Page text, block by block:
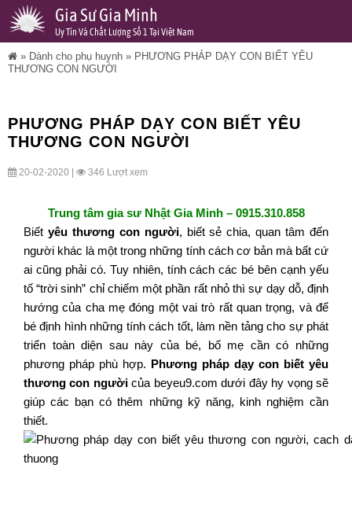
Gia Sư Gia Minh
Uy Tín Và Chất Lượng Số 1 Tại Việt Nam
» Dành cho phụ huynh » PHƯƠNG PHÁP DẠY CON BIẾT YÊU
THƯƠNG CON NGƯỜI
PHƯƠNG PHÁP DẠY CON BIẾT YÊU
THƯƠNG CON NGƯỜI
20-02-2020 | 346 Lượt xem
Trung tâm gia sư Nhật Gia Minh – 0915.310.858
Biết yêu thương con người, biết sẻ chia, quan tâm đến
người khác là một trong những tính cách cơ bản mà bất cứ
ai cũng phải có. Tuy nhiên, tính cách các bé bên cạnh yếu
tố “trời sinh” chỉ chiếm một phần rất nhỏ thì sự dạy dỗ, định
hướng của cha mẹ đóng một vai trò rất quan trọng, và để
bé định hình những tính cách tốt, làm nền tảng cho sự phát
triển toàn diện sau này của bé, bố mẹ cần có những
phương pháp phù hợp. Phương pháp dạy con biết yêu
thương con ngườicủa beyeu9.com dưới đây hy vọng sẽ
giúp các bạn có thêm những kỹ năng, kinh nghiệm cần
thiết.